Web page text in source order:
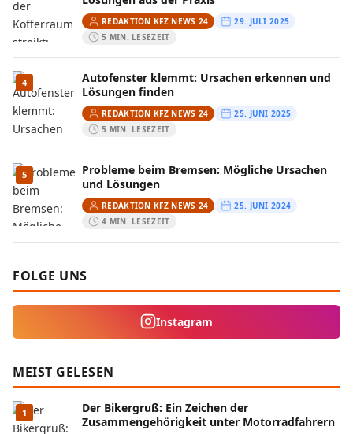
REDAKTION KFZ NEWS 24
29. JULI 2025
5 MIN. LESEZEIT
4
Autofenster klemmt: Ursachen erkennen und
Lösungen finden
REDAKTION KFZ NEWS 24
25. JUNI 2025
5 MIN. LESEZEIT
5
Probleme beim Bremsen: Mögliche Ursachen
und Lösungen
REDAKTION KFZ NEWS 24
25. JUNI 2024
4 MIN. LESEZEIT
FOLGE UNS
Instagram
MEIST GELESEN
1
Der Bikergruß: Ein Zeichen der
Zusammengehörigkeit unter Motorradfahrern